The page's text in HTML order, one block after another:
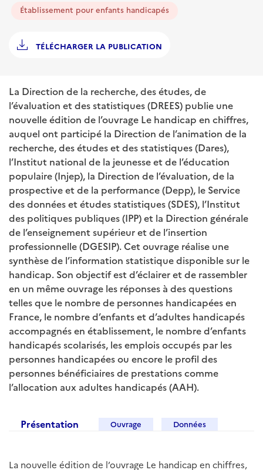
Établissement pour enfants handicapés
TÉLÉCHARGER LA PUBLICATION
La Direction de la recherche, des études, de
l’évaluation et des statistiques (DREES) publie une
nouvelle édition de l’ouvrage Le handicap en chiffres,
auquel ont participé la Direction de l’animation de la
recherche, des études et des statistiques (Dares),
l’Institut national de la jeunesse et de l’éducation
populaire (Injep), la Direction de l’évaluation, de la
prospective et de la performance (Depp), le Service
des données et études statistiques (SDES), l’Institut
des politiques publiques (IPP) et la Direction générale
de l’enseignement supérieur et de l’insertion
professionnelle (DGESIP). Cet ouvrage réalise une
synthèse de l’information statistique disponible sur le
handicap. Son objectif est d’éclairer et de rassembler
en un même ouvrage les réponses à des questions
telles que le nombre de personnes handicapées en
France, le nombre d’enfants et d’adultes handicapés
accompagnés en établissement, le nombre d’enfants
handicapés scolarisés, les emplois occupés par les
personnes handicapées ou encore le profil des
personnes bénéficiaires de prestations comme
l’allocation aux adultes handicapés (AAH).
Présentation Ouvrage Données
La nouvelle édition de l’ouvrage Le handicap en chiffres,